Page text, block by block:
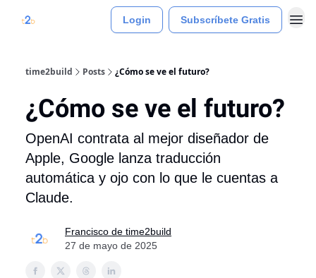
Login Subscríbete Gratis
time2build Posts ¿Cómo se ve el futuro?
¿Cómo se ve el futuro?
OpenAI contrata al mejor diseñador de
Apple, Google lanza traducción
automática y ojo con lo que le cuentas a
Claude.
Francisco de time2build
27 de mayo de 2025